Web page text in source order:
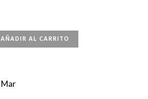
AÑADIR AL CARRITO
Mar